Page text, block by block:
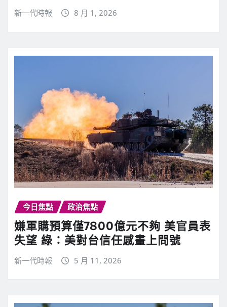
新一代時報 8 月 1, 2026
今日焦點 政治焦點
嫌軍購預算僅7800億元不夠 美官員表
失望 綠：美對台信任感畫上問號
新一代時報 5 月 11, 2026